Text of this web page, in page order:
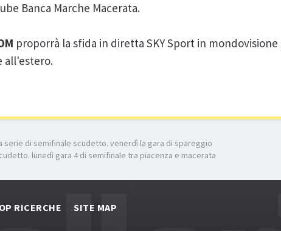
Banca Marche Macerata.
proporrà la sfida in diretta SKY Sport in
all'estero.
serie di semifinale scudetto. venerdì la gara di spareggio
lunedì gara 4 di semifinale tra piacenza e macerata
RICERCHE SITE MAP